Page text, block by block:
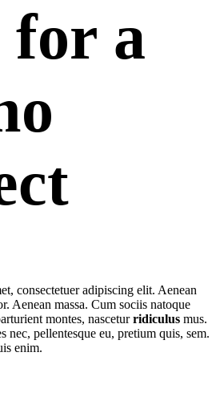
for a
consectetuer adipiscing elit. Aenean
Aenean massa. Cum sociis natoque
montes, nasceturridiculus mus.
nec, pellentesque eu, pretium quis, sem.
enim.